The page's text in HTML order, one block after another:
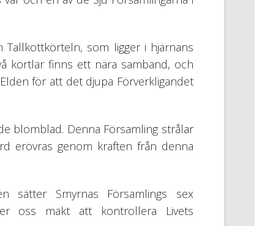
Tallkottkörteln, som ligger i hjärnans
körtlar finns ett nära samband, och
för att det djupa Förverkligandet
blomblad. Denna Församling strålar
erövras genom kraften från denna
sätter Smyrnas Församlings sex
oss makt att kontrollera Livets